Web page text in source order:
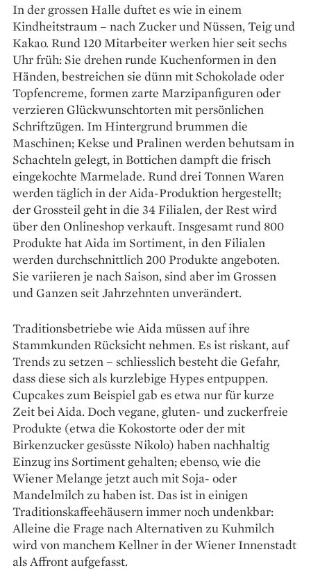
In der grossen Halle duftet es wie in einem
Kindheitstraum – nach Zucker und Nüssen, Teig und
Kakao. Rund 120 Mitarbeiter werken hier seit sechs
Uhr früh: Sie drehen runde Kuchenformen in den
Händen, bestreichen sie dünn mit Schokolade oder
Topfencreme, formen zarte Marzipanfiguren oder
verzieren Glückwunschtorten mit persönlichen
Schriftzügen. Im Hintergrund brummen die
Maschinen; Kekse und Pralinen werden behutsam in
Schachteln gelegt, in Bottichen dampft die frisch
eingekochte Marmelade. Rund drei Tonnen Waren
werden täglich in der Aida-Produktion hergestellt;
der Grossteil geht in die 34 Filialen, der Rest wird
über den Onlineshop verkauft. Insgesamt rund 800
Produkte hat Aida im Sortiment, in den ­Filialen
werden durchschnittlich 200 Produkte angeboten.
Sie variieren je nach Saison, sind aber im Grossen
und Ganzen seit Jahrzehnten unverändert.
Traditionsbetriebe wie Aida müssen auf ihre
Stammkunden Rücksicht nehmen. Es ist riskant, auf
Trends zu setzen – schliesslich besteht die Gefahr,
dass diese sich als kurzlebige Hypes entpuppen.
Cupcakes zum Beispiel gab es etwa nur für kurze
Zeit bei Aida. Doch vegane, ­gluten- und ­zuckerfreie
Produkte (etwa die ­Kokostorte oder der mit
Birkenzucker gesüsste Nikolo) haben nachhaltig
Einzug ins Sortiment gehalten; ebenso, wie die
Wiener Melange jetzt auch mit Soja- oder
Mandelmilch zu haben ist. Das ist in einigen
Traditionskaffeehäusern immer noch undenkbar:
Alleine die Frage nach Alternativen zu Kuhmilch
wird von manchem Kellner in der Wiener Innenstadt
als Affront aufgefasst.